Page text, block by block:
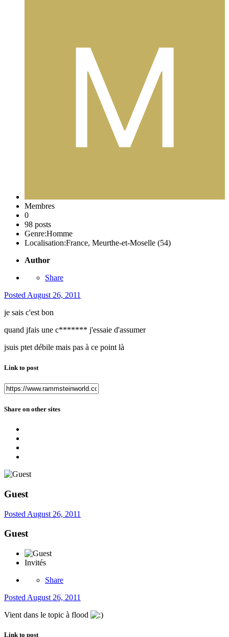
Membres
0
98 posts
Genre:Homme
Localisation:France, Meurthe-et-Moselle (54)
Author
Share
PostedAugust 26, 2011
je sais c'est bon
quand jfais une c******* j'essaie d'assumer
jsuis ptet débile mais pas à ce point là
Link to post
Share on other sites
Guest
Posted August 26, 2011
Guest
Invités
Share
Posted August 26, 2011
Vient dans le topic à flood
Link to post